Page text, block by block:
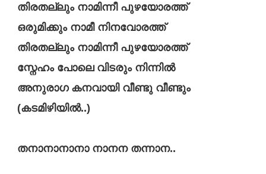
തിരതല്ലും നാമിന്നീ പുഴയോരത്ത്
ഒരുമിക്കും നാമീ നിനവോരത്ത്
തിരതല്ലും നാമിന്നീ പുഴയോരത്ത്
സ്നേഹം പോലെ വിടരും നിന്നിൽ
അനുരാഗ കനവായി വീണ്ടു വീണ്ടും
(കടമിഴിയിൽ..)
തനാനാനാനാ നാനന തന്നാന..